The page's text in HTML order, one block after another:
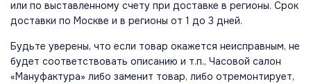
или по выставленному счету при доставке в регионы. Срок
доставки по Москве и в регионы от 1 до 3 дней.
Будьте уверены, что если товар окажется неисправным, не
будет соответствовать описанию и т.п., Часовой салон
«Мануфактура» либо заменит товар, либо отремонтирует,